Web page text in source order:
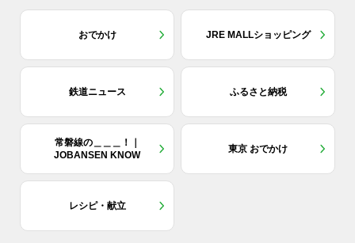
おでかけ JRE MALLショッピング
鉄道ニュース ふるさと納税
常磐線の＿＿＿！｜
JOBANSEN KNOW
東京 おでかけ
レシピ・献立